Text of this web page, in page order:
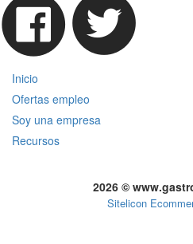
Inicio
Ofertas empleo
Soy una empresa
Recursos
2026 ©
Sitelicon